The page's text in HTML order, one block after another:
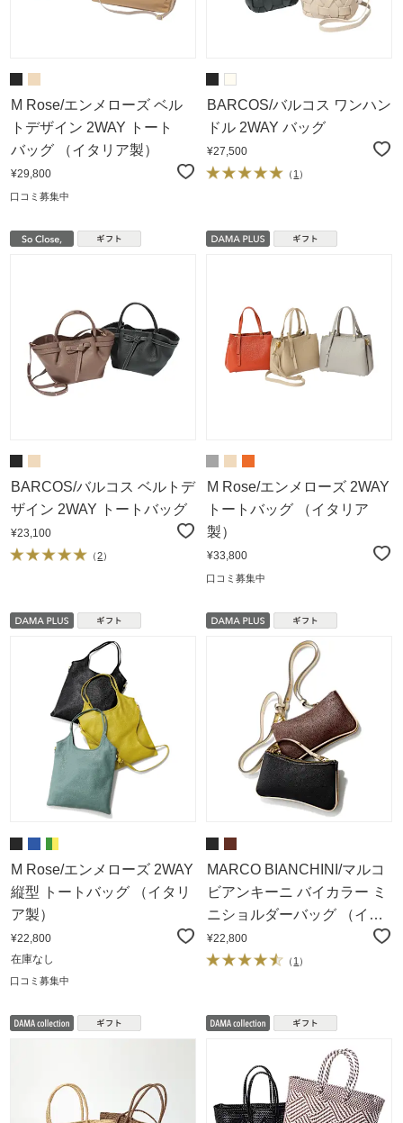
M Rose/エンメローズ ベル
トデザイン 2WAY トート
バッグ （イタリア製）
¥29,800
口コミ募集中
BARCOS/バルコス ワンハン
ドル 2WAY バッグ
¥27,500
（ 1 ）
BARCOS/バルコス ベルトデ
ザイン 2WAY トートバッグ
¥23,100
（2）
M Rose/エンメローズ 2WAY
トートバッグ （イタリア
製）
¥33,800
口コミ募集中
M Rose/エンメローズ 2WAY
縦型 トートバッグ （イタリ
ア製）
¥22,800
在庫なし
口コミ募集中
MARCO BIANCHINI/マルコ
ビアンキーニ バイカラー ミ
ニショルダーバッグ （イタ
リア製）
¥22,800
（ 1 ）